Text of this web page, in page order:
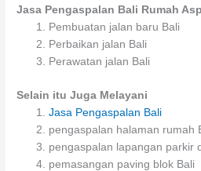
Jasa Pengaspalan Bali Rumah
Pembuatan jalan baru Bali
Perbaikan jalan Bali
Perawatan jalan Bali
Selain itu Juga Melayani
Jasa Pengaspalan Bali
pengaspalan halaman rumah
pengaspalan lapangan parkir
pemasangan paving blok Bali